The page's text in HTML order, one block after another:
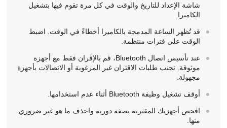
شاشة الإعداد للتاريخ والوقت في كل مرة تقوم فيها بتشغيل
الكاميرا.
قد تُظهر الساعة المدمجة بالكاميرا أخطاءً في الوقت. اضبط
الوقت على فترات منتظمة.
عند تأسيس اتصال Bluetooth، قم بالإقران فقط مع أجهزة
موثوقة. تجنب طلبات الاقتران غير المرغوبة أو الاتصالات بأجهزة
مجهولة.
أوقف تشغيل وظيفة Bluetooth أثناء عدم استخدامها.
افحص أجهزتك المقترنة بصفة دورية واحذف ما هو غير ضروري
منها.